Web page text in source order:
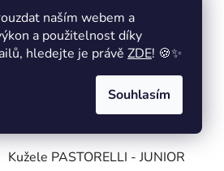
naším webem a
a použitelnost díky
hledejte je právě ZDE! 🍪✨
Souhlasím
Kužele PASTORELLI - JUNIOR